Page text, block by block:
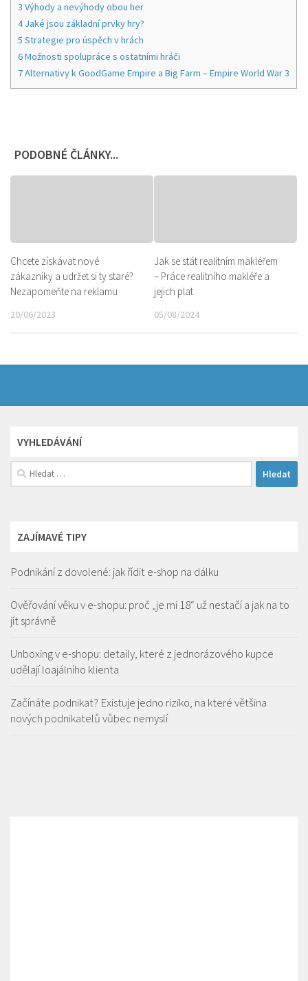
3 Výhody a nevýhody obou her
4Jaké jsou základní prvky hry?
5 Strategie pro úspěch v hrách
6Možnosti spolupráce s ostatními hráči
7Alternativy k GoodGame Empire a Big Farm – Empire World War 3
PODOBNÉ ČLÁNKY...
Chcete získávat nové
zákazníky a udržet si ty staré?
Nezapomeňte na reklamu
20/06/2023
Jak se stát realitním makléřem
– Práce realitního makléře a
jejich plat
05/08/2024
VYHLEDÁVÁNÍ
Vyhledávání
ZAJÍMAVÉ TIPY
Podnikání z dovolené: jak řídit e-shop na dálku
Ověřování věku v e-shopu: proč „je mi 18“ už nestačí a jak na to
jít správně
Unboxing v e-shopu: detaily, které z jednorázového kupce
udělají loajálního klienta
Začínáte podnikat? Existuje jedno riziko, na které většina
nových podnikatelů vůbec nemyslí